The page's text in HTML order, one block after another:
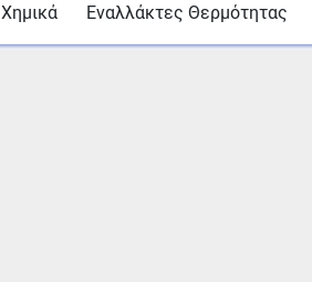
Χημικά Εναλλάκτες Θερμότητας